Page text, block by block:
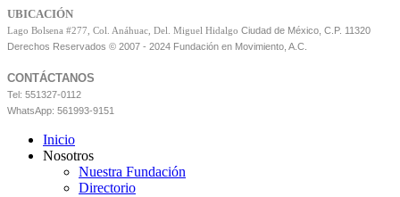
UBICACIÓN
Lago Bolsena #277, Col. Anáhuac, Del. Miguel Hidalgo Ciudad de México, C.P. 11320
Derechos Reservados © 2007 - 2024 Fundación en Movimiento, A.C.
CONTÁCTANOS
Tel: 551327-0112
WhatsApp: 561993-9151
Inicio
Nosotros
Nuestra Fundación
Directorio